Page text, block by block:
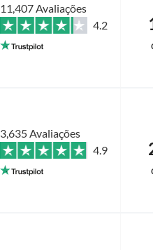
11,407 Avaliações
4.2
3,635 Avaliações
4.9